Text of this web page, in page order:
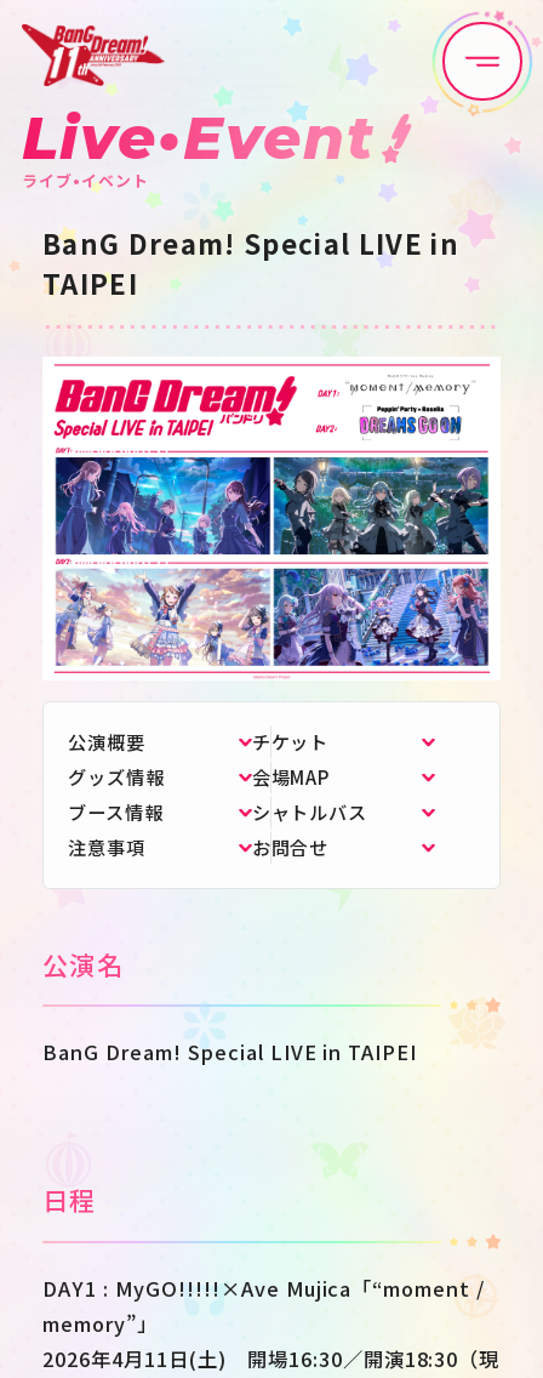
Home News
Live•Event Discography
Artist
Game Media
Schedule About
Goods
Live•Event
ライブ•イベント
BanG Dream! Special LIVE in
TAIPEI
公演概要
チケット
グッズ情報
会場MAP
ブース情報
シャトルバス
注意事項
お問合せ
公演名
BanG Dream! Special LIVE in TAIPEI
日程
DAY1 : MyGO!!!!!×Ave Mujica「“moment /
memory”」
2026年4月11日(土) 開場16:30／開演18:30（現